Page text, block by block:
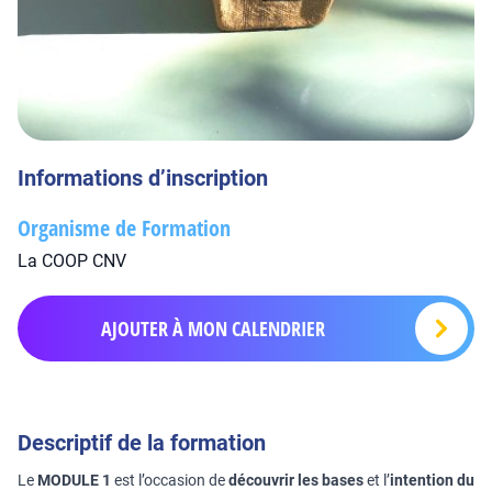
Informations d’inscription
Organisme de Formation
La COOP CNV
AJOUTER À MON CALENDRIER
Descriptif de la formation
Le MODULE 1 est l’occasion dedécouvrir les baseset l’intention du